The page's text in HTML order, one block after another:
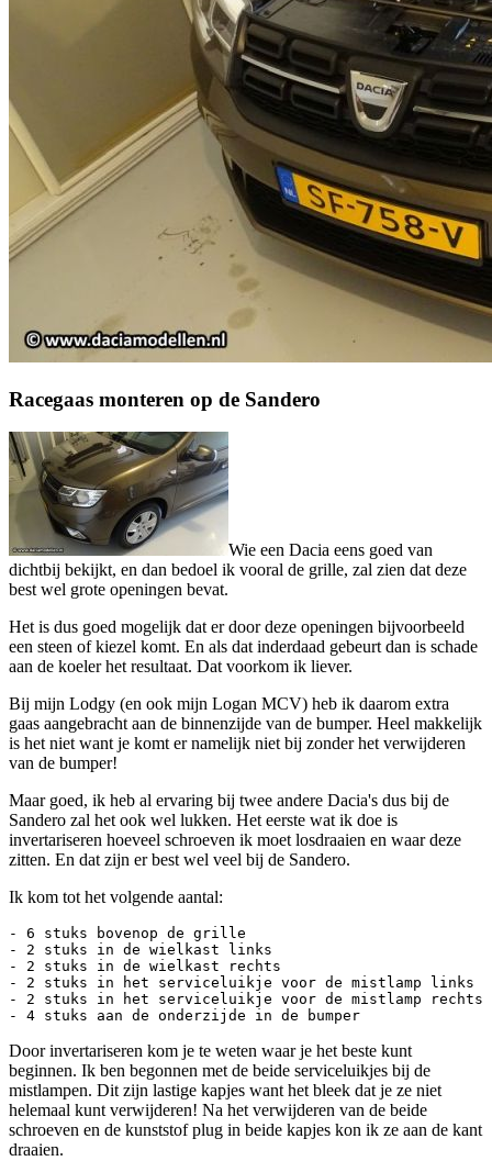
Racegaas monteren op de Sandero
Wie een Dacia eens goed van
dichtbij bekijkt, en dan bedoel ik vooral de grille, zal zien dat deze
best wel grote openingen bevat.
Het is dus goed mogelijk dat er door deze openingen bijvoorbeeld
een steen of kiezel komt. En als dat inderdaad gebeurt dan is schade
aan de koeler het resultaat. Dat voorkom ik liever.
Bij mijn Lodgy (en ook mijn Logan MCV) heb ik daarom extra
gaas aangebracht aan de binnenzijde van de bumper. Heel makkelijk
is het niet want je komt er namelijk niet bij zonder het verwijderen
van de bumper!
Maar goed, ik heb al ervaring bij twee andere Dacia's dus bij de
Sandero zal het ook wel lukken. Het eerste wat ik doe is
invertariseren hoeveel schroeven ik moet losdraaien en waar deze
zitten. En dat zijn er best wel veel bij de Sandero.
Ik kom tot het volgende aantal:
- 6 stuks bovenop de grille
- 2 stuks in de wielkast links
- 2 stuks in de wielkast rechts
- 2 stuks in het serviceluikje voor de mistlamp links
- 2 stuks in het serviceluikje voor de mistlamp rechts
Door invertariseren kom je te weten waar je het beste kunt
beginnen. Ik ben begonnen met de beide serviceluikjes bij de
mistlampen. Dit zijn lastige kapjes want het bleek dat je ze niet
helemaal kunt verwijderen! Na het verwijderen van de beide
schroeven en de kunststof plug in beide kapjes kon ik ze aan de kant
draaien.